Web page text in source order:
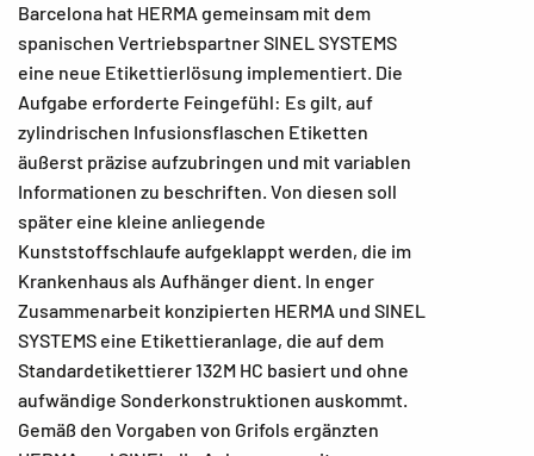
Barcelona hat HERMA gemeinsam mit dem
spanischen Vertriebspartner SINEL SYSTEMS
eine neue Etikettierlösung implementiert. Die
Aufgabe erforderte Feingefühl: Es gilt, auf
zylindrischen Infusionsflaschen Etiketten
äußerst präzise aufzubringen und mit variablen
Informationen zu beschriften. Von diesen soll
später eine kleine anliegende
Kunststoffschlaufe aufgeklappt werden, die im
Krankenhaus als Aufhänger dient. In enger
Zusammenarbeit konzipierten HERMA und SINEL
SYSTEMS eine Etikettieranlage, die auf dem
Standardetikettierer 132M HC basiert und ohne
aufwändige Sonderkonstruktionen auskommt.
Gemäß den Vorgaben von Grifols ergänzten